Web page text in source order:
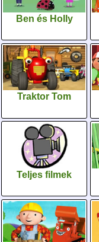
Ben és Holly
Traktor Tom
Teljes filmek